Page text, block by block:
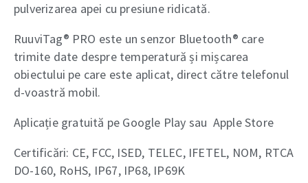
pulverizarea apei cu presiune ridicată.
RuuviTag® PRO este un senzor Bluetooth® care
trimite date despre temperatură și mișcarea
obiectului pe care este aplicat, direct către telefonul
d-voastră mobil.
Aplicație gratuită pe Google Play sau Apple Store
Certificări: CE, FCC, ISED, TELEC, IFETEL, NOM, RTCA
DO-160, RoHS, IP67, IP68, IP69K